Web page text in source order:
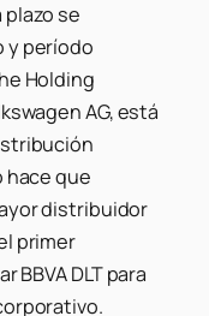
se
y período
Holding
AG, está
hace que
distribuidor
primer
DLT para